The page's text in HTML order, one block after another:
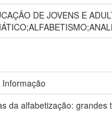
DE JOVENS E
da alfabetização: